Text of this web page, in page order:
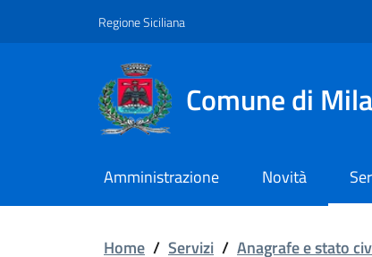
Regione Siciliana
Comune di
Amministrazione Novità
Home / Servizi / Anagrafe e stato